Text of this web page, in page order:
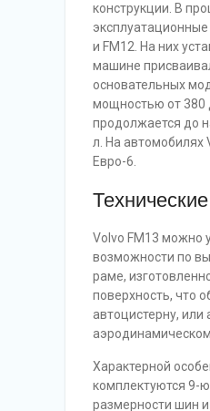
конструкции. В
и FM12. На них
машине
основательных
мощностью от 380
продолжается до
л. На автомобилях
Евро-6.
Volvo FM13 можно
возможности по
раме,
поверхность, что
автоцистерну,
Характерной
комплектуются 9-
размерности шин